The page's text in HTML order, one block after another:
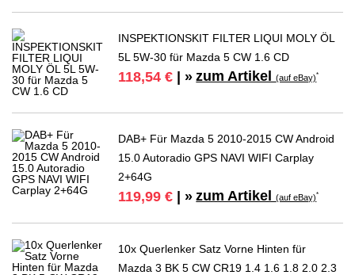
INSPEKTIONSKIT FILTER LIQUI MOLY ÖL
5L 5W-30 für Mazda 5 CW 1.6 CD
118,54 € | » zum Artikel(auf eBay)*
DAB+ Für Mazda 5 2010-2015 CW Android
15.0 Autoradio GPS NAVI WIFI Carplay
2+64G
119,99 € | » zum Artikel(auf eBay)*
10x Querlenker Satz Vorne Hinten für
Mazda 3 BK 5 CW CR19 1.4 1.6 1.8 2.0 2.3